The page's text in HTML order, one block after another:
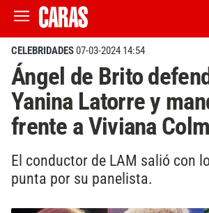
CELEBRIDADES07-03-2024 14:54
Ángel de Brito
Yanina Latorre y
frente a Viviana
El conductor de LAM salió con
punta por su panelista.